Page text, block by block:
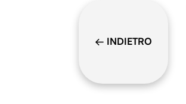
← INDIETRO